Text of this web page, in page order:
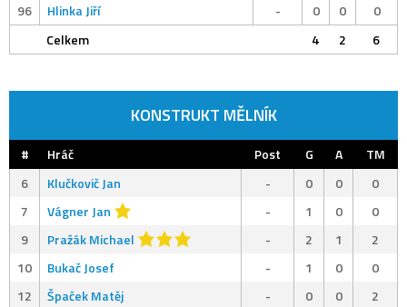
96
Hlinka Jiří - 0 0
0
Celkem
4 2 6
KONSTRUKT MĚLNÍK
# Hráč Post G A
TM
6
Klučkovič Jan - 0 0
0
7
Vágner Jan - 1 0
0
9
Pražák Michael - 2 1
2
10
Bukač Josef - 1 0
0
12
Špaček Matěj - 0 0 2